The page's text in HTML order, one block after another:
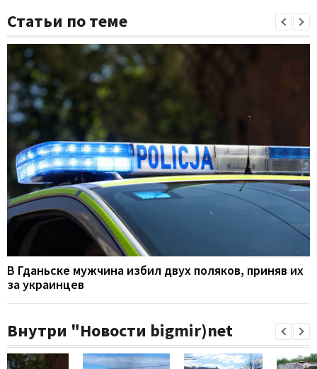
Статьи по теме
В Гданьске мужчина избил двух поляков, приняв их
за украинцев
Внутри "Новости bigmir)net